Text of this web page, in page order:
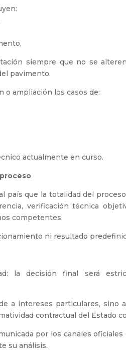
siempre que no se
pavimento.
o ampliación los casos de:
actualmente en curso.
país que la totalidad del
verificación técnica
competentes.
ni resultado
la decisión final será
a intereses particulares, sino
contractual del Estado
por los canales
su análisis.